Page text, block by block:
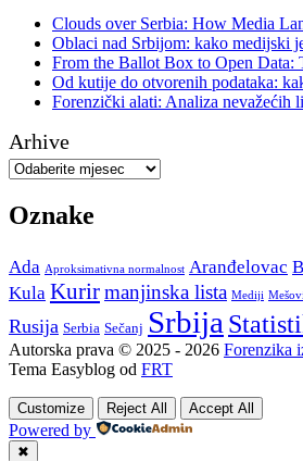
Clouds over Serbia: How Media
Oblaci nad Srbijom: kako medijski
From the Ballot Box to Open Data:
Od kutije do otvorenih podataka:
Forenzički alati: Analiza nevažećih
Arhive
Oznake
Ada Aproksimativna normalnost Aranđelovac
Kula Kurirmanjinska lista Mediji
Rusija Serbia Sečanj Srbija
Autorska prava © 2025 - 2026 Forenzika
Tema Easyblog od FRT
Customize Reject All Accept All
Powered by
✖